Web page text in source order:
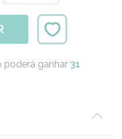
poderá ganhar 31